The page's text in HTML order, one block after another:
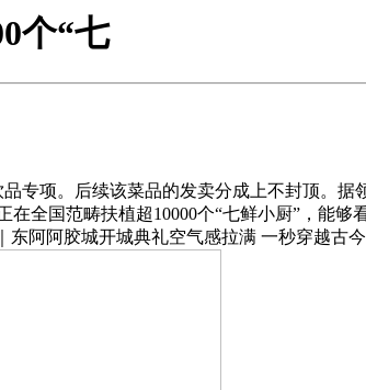
个“七
项。后续该菜品的发卖分成上不封顶。据
全国范畴扶植超10000个“七鲜小厨”，能
东阿阿胶城开城典礼空气感拉满 一秒穿越古今